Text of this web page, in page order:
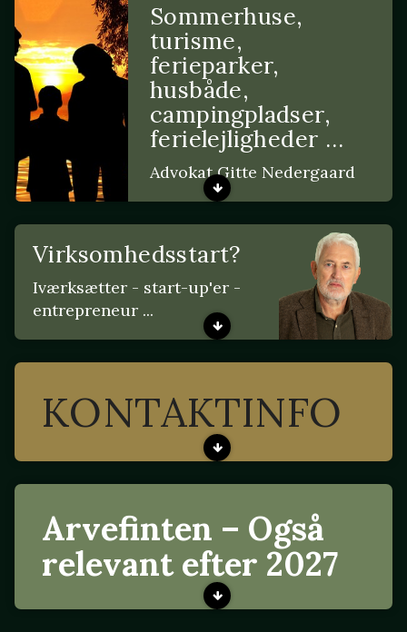
Sommerhuse,
turisme,
ferieparker,
husbåde,
campingpladser,
ferielejligheder …
Advokat Gitte Nedergaard
Virksomhedsstart?
Iværksætter - start-up'er -
entrepreneur ...
KONTAKTINFO
Arvefinten – Også
relevant efter 2027